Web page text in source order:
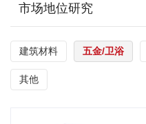
市场地位研究
建筑材料 五金/卫浴
其他